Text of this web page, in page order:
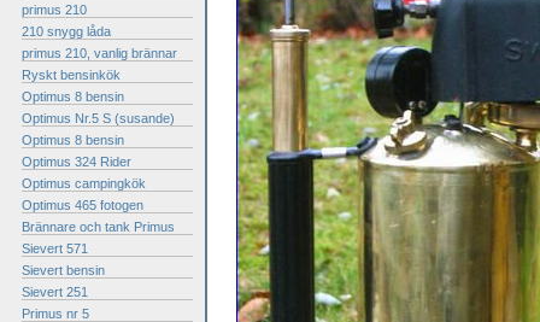
primus 210
210 snygg låda
primus 210, vanlig brännar
Ryskt bensinkök
Optimus 8 bensin
Optimus Nr.5 S (susande)
Optimus 8 bensin
Optimus 324 Rider
Optimus campingkök
Optimus 465 fotogen
Brännare och tank Primus
Sievert 571
Sievert bensin
Sievert 251
Primus nr 5